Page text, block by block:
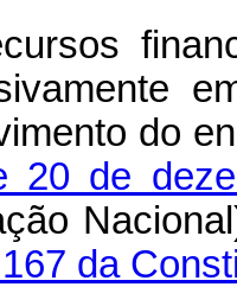
do
20 de
da